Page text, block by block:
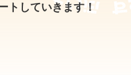
トしていきます！